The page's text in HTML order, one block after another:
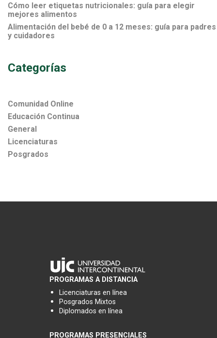
Cómo leer etiquetas nutricionales: guía para elegir
mejores alimentos
Alimentación del bebé de 0 a 12 meses: guía para padres
y cuidadores
Categorías
Comunidad Online
Educación Continua
General
Licenciaturas
Posgrados
PROGRAMAS A DISTANCIA
Licenciaturas en línea
Posgrados Mixtos
Diplomados en línea
PROGRAMAS PRESENCIALES